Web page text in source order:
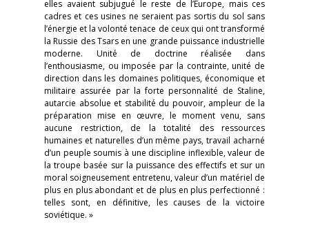
elles avaient subjugué le reste de l’Europe, mais ces
cadres et ces usines ne seraient pas sortis du sol sans
l’énergie et la volonté tenace de ceux qui ont transformé
la Russie des Tsars en une grande puissance industrielle
moderne. Unité de doctrine réalisée dans
l’enthousiasme, ou imposée par la contrainte, unité de
direction dans les domaines politiques, économique et
militaire assurée par la forte personnalité de Staline,
autarcie absolue et stabilité du pouvoir, ampleur de la
préparation mise en œuvre, le moment venu, sans
aucune restriction, de la totalité des ressources
humaines et naturelles d’un même pays, travail acharné
d’un peuple soumis à une discipline inflexible, valeur de
la troupe basée sur la puissance des effectifs et sur un
moral soigneusement entretenu, valeur d’un matériel de
plus en plus abondant et de plus en plus perfectionné :
telles sont, en définitive, les causes de la victoire
soviétique. »